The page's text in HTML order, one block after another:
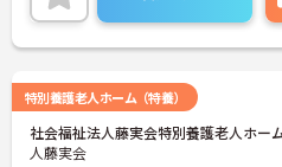
カリキュラムが整っており学び成
す。
ご興味のある方は面接対策ポイン
特別養護老人ホーム（特養）
社会福祉法人藤実会特別養護老人ホー
人藤実会